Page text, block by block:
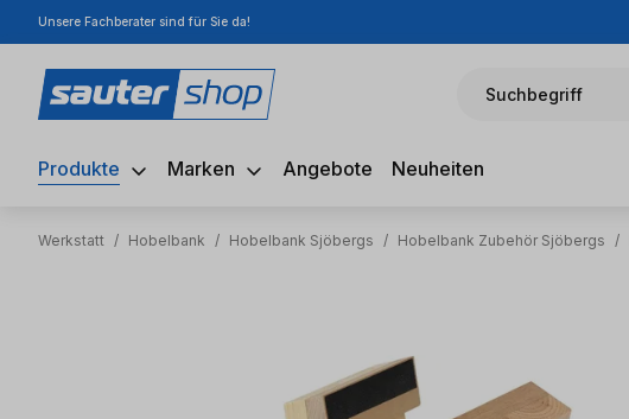
Hauptinhalt springen
Zur Suche springen
Zur Hauptnavigation springen
Unsere Fachberater sind für Sie da!
Suchbegriff
Produkte Marken Angebote Neuheiten
Werkstatt / Hobelbank / Hobelbank Sjöbergs / Hobelbank Zubehör Sjöbergs /